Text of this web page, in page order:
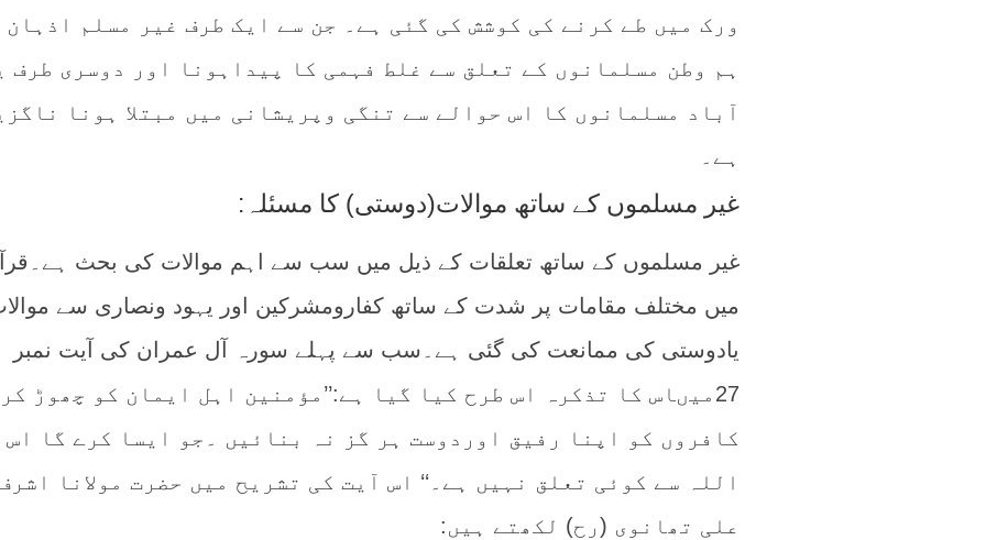
ورک میں طے کرنے کی کوشش کی گئی ہے۔ جن سے ایک طرف غیر مسلم اذہان
ہم وطن مسلمانوں کے تعلق سے غلط فہمی کا پیداہونا اور دوسری طرف
آباد مسلمانوں کا اس حوالے سے تنگی وپریشانی میں مبتلا ہونا
ہے۔
غیر مسلموں کے ساتھ موالات(دوستی) کا مسئلہ:
غیر مسلموں کے ساتھ تعلقات کے ذیل میں سب سے اہم موالات کی بحث
میں مختلف مقامات پر شدت کے ساتھ کفارومشرکین اور یہود ونصاری سے
یادوستی کی ممانعت کی گئی ہے۔سب سے پہلے سورہ آل عمران کی آیت نمبر
27میںاس کا تذکرہ اس طرح کیا گیا ہے:’’مؤمنین اہل ایمان کو چھوڑ کر
کافروں کو اپنا رفیق اوردوست ہر گز نہ بنائیں ۔جو ایسا کرے گا اس
اللہ سے کوئی تعلق نہیں ہے۔‘‘ اس آیت کی تشریح میں حضرت مولانا اشرف
علی تھانوی (رح) لکھتے ہیں: